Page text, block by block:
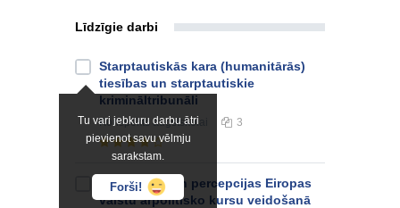
Līdzīgie darbi
Tu vari jebkuru darbu ātri
pievienot savu vēlmju
sarakstam.
Forši!
Starptautiskās kara (humanitārās)
tiesības un starptautiskie
krimināltribunāli
Konspekts augstskolai 3
Personības un percepcijas Eiropas
valstu ārpolitisko kursu veidošanā